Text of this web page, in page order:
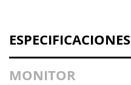
ESPECIFICACIONES
MONITOR